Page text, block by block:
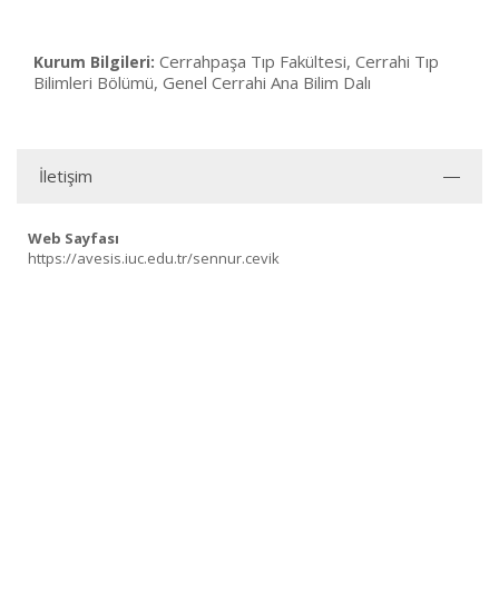
Kurum Bilgileri: Cerrahpaşa Tıp Fakültesi, Cerrahi Tıp
Bilimleri Bölümü, Genel Cerrahi Ana Bilim Dalı
İletişim
Web Sayfası
https://avesis.iuc.edu.tr/sennur.cevik